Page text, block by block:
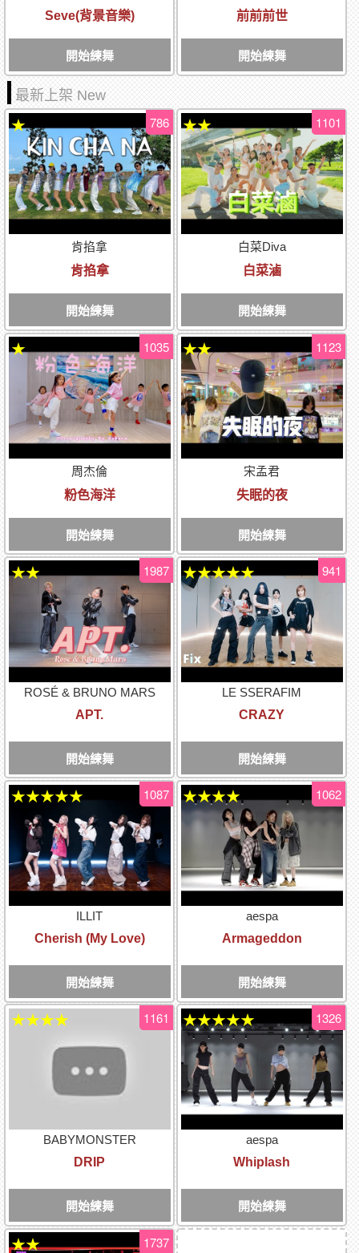
Seve(背景音樂)
開始練舞
前前前世
開始練舞
最新上架 New
肯掐拿
肯掐拿
開始練舞
786
★
白菜Diva
白菜滷
開始練舞
1101
★★
周杰倫
粉色海洋
開始練舞
1035
★
宋孟君
失眠的夜
開始練舞
1123
★★
ROSÉ & BRUNO MARS
APT.
開始練舞
1987
★★
LE SSERAFIM
CRAZY
開始練舞
941
★★★★★
ILLIT
Cherish (My Love)
開始練舞
1087
★★★★★
aespa
Armageddon
開始練舞
1062
★★★★
BABYMONSTER
DRIP
開始練舞
1161
★★★★
aespa
Whiplash
開始練舞
1326
★★★★★
1737
★★